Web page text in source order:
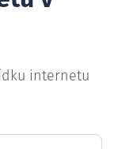
internetu